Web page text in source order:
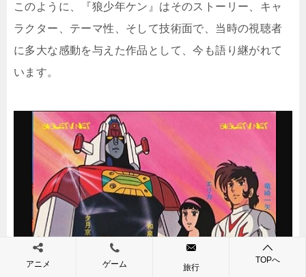
このように、『狼少年ケン』はそのストーリー、キャ
ラクター、テーマ性、そして技術面で、当時の視聴者
に多大な感動を与えた作品として、今も語り継がれて
います。
アニメ ゲーム 旅行
TOPへ